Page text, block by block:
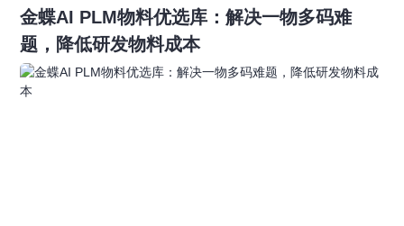
金蝶AI PLM物料优选库：解决一物多码难
题，降低研发物料成本